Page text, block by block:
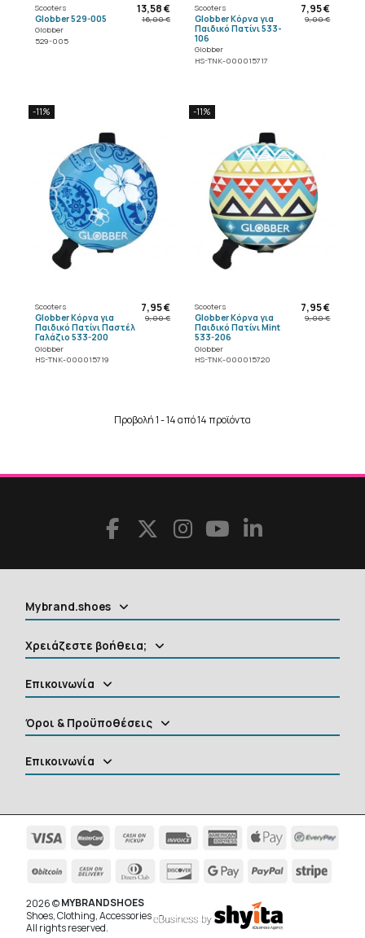
Scooters
Globber 529-005
Globber
529-005
13,58 €
16,00 €
Scooters
Globber Κόρνα για
Παιδικό Πατίνι 533-
106
Globber
HS-TNK-000015717
7,95 €
9,00 €
-11%
Scooters
Globber Κόρνα για
Παιδικό Πατίνι Παστέλ
Γαλάζιο 533-200
Globber
HS-TNK-000015719
7,95 €
9,00 €
-11%
Scooters
Globber Κόρνα για
Παιδικό Πατίνι Mint
533-206
Globber
HS-TNK-000015720
7,95 €
9,00 €
Προβολή 1 - 14 από 14 προϊόντα
Mybrand.shoes
Χρειάζεστε βοήθεια;
Επικοινωνία
Όροι & Προϋποθέσεις
Επικοινωνία
2026 ©MYBRANDSHOES
Shoes, Clothing, Accessories
All rights reserved.